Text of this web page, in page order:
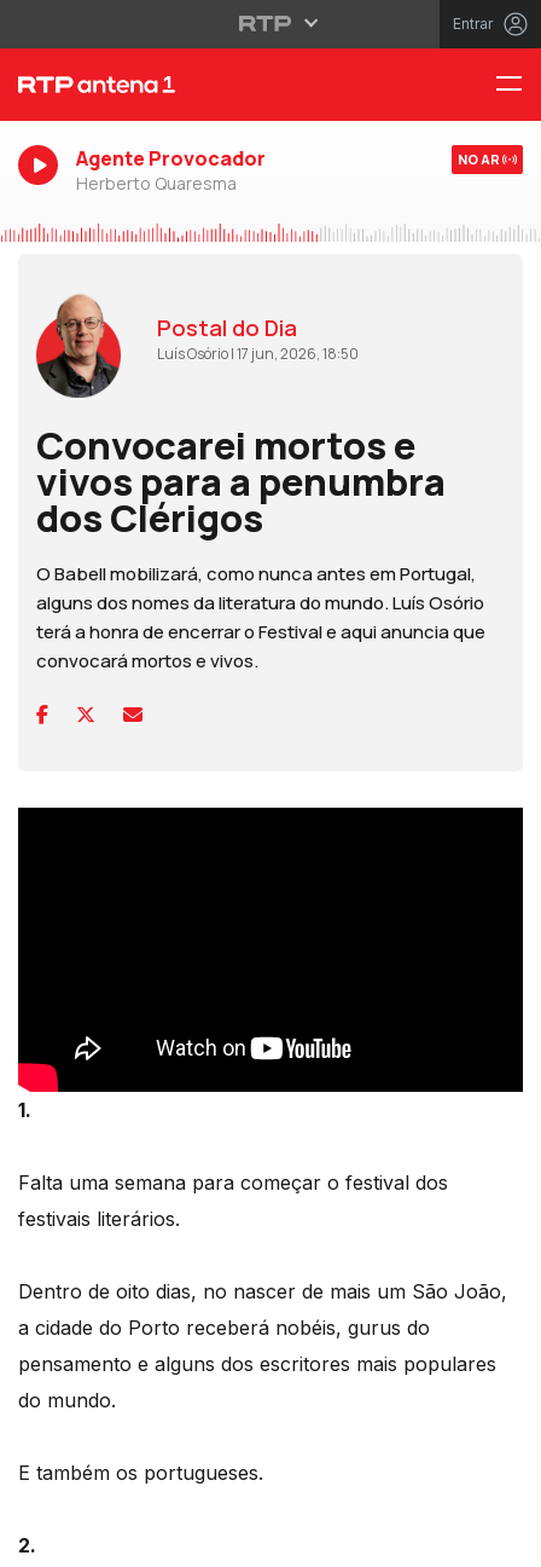
Entrar
Agente Provocador
Herberto Quaresma
NO AR
Postal do Dia
Luís Osório | 17 jun, 2026, 18:50
Convocarei mortos e
vivos para a penumbra
dos Clérigos
O Babell mobilizará, como nunca antes em Portugal,
alguns dos nomes da literatura do mundo. Luís Osório
terá a honra de encerrar o Festival e aqui anuncia que
convocará mortos e vivos.
1.
Falta uma semana para começar o festival dos
festivais literários.
Dentro de oito dias, no nascer de mais um São João,
a cidade do Porto receberá nobéis, gurus do
pensamento e alguns dos escritores mais populares
do mundo.
E também os portugueses.
2.